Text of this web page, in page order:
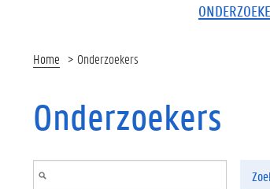
Home Onderzoekers
Onderzoekers